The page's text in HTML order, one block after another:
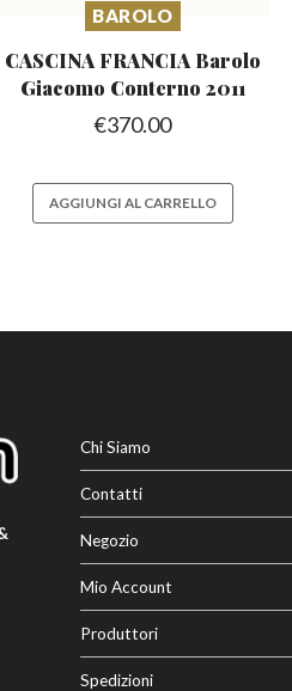
BAROLO
CASCINA FRANCIA Barolo
Giacomo Conterno 2011
€370.00
AGGIUNGI AL CARRELLO
Chi Siamo
Contatti
Negozio
Mio Account
Produttori
Spedizioni